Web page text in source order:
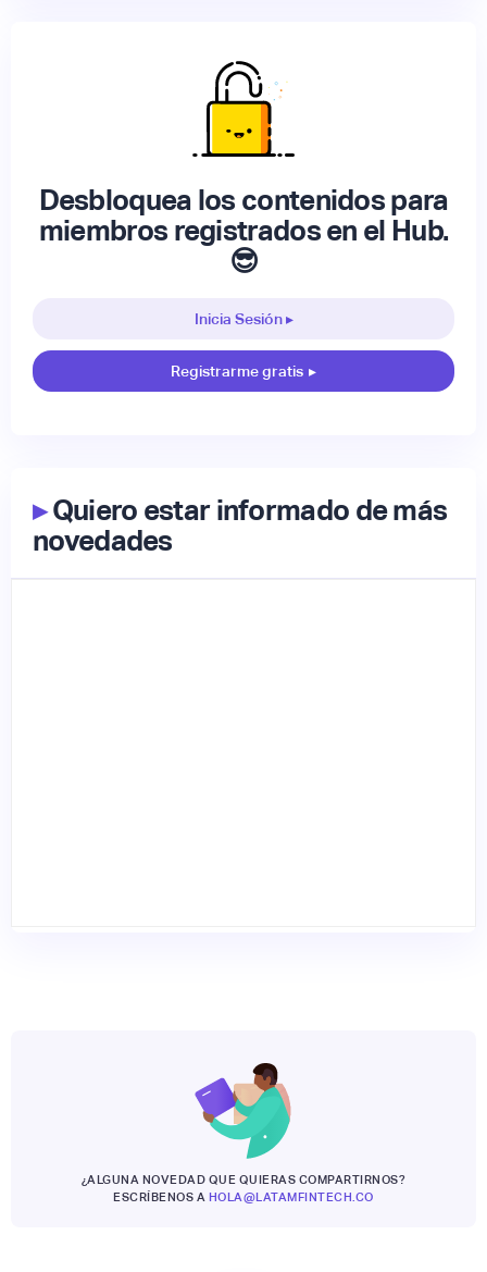
Desbloquea los contenidos para
miembros registrados en el Hub.
😎
Inicia Sesión ▸
Registrarme gratis ▸
▸Quiero estar informado de más
novedades
¿ALGUNA NOVEDAD QUE QUIERAS COMPARTIRNOS?
ESCRÍBENOS A HOLA@LATAMFINTECH.CO